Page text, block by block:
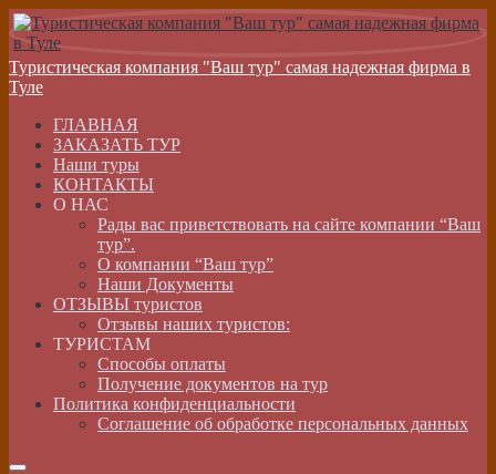
Туристическая компания "Ваш тур" самая надежная фирма в
Туле
ГЛАВНАЯ
ЗАКАЗАТЬ ТУР
Наши туры
КОНТАКТЫ
О НАС
Рады вас приветствовать на сайте компании “Ваш
тур”.
О компании “Ваш тур”
Наши Документы
ОТЗЫВЫ туристов
Отзывы наших туристов:
ТУРИСТАМ
Способы оплаты
Получение документов на тур
Политика конфиденциальности
Соглашение об обработке персональных данных